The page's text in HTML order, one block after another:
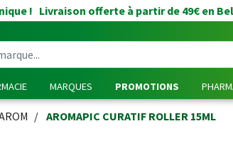
! Livraison offerte à partir de 49€ en
MARQUES PROMOTIONS
AROMAPIC CURATIF ROLLER 15ML